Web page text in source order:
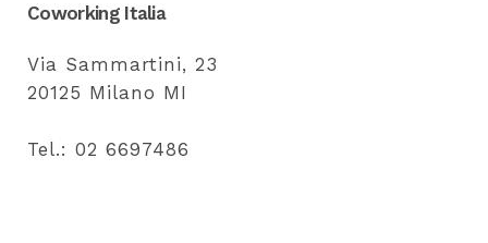
Coworking Italia
Via Sammartini, 23
20125 Milano MI
Tel.: 02 6697486